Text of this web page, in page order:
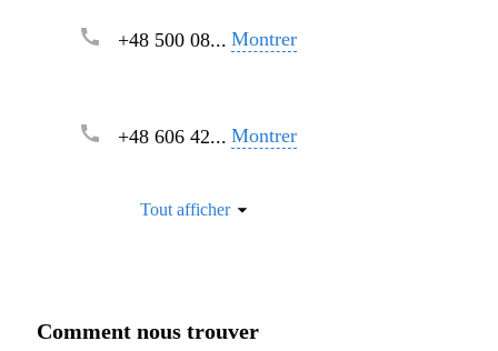
+48 500 08... Montrer
+48 606 42... Montrer
Tout afficher
Comment nous trouver